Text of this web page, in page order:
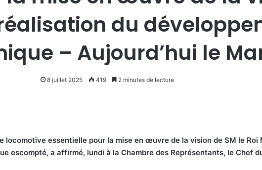
du
– Aujourd’hui le
8 juillet 2025 419 2 minutes de lecture
locomotive essentielle pour la mise en œuvre de la vision de SM le Roi
escompté, a affirmé, lundi à la Chambre des Représentants, le Chef